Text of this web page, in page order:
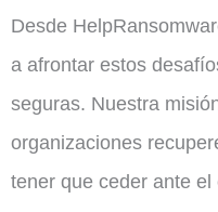
Desde
a afrontar estos
seguras. Nuestra
organizaciones
tener que ceder ante el